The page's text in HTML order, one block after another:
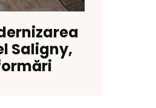
Saligny,